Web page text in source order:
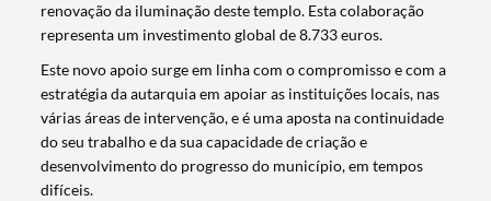
Termo de Pesquisa
Categorias gerais
renovação da iluminação deste templo. Esta colaboração
representa um investimento global de 8.733 euros.
Este novo apoio surge em linha com o compromisso e com a
estratégia da autarquia em apoiar as instituições locais, nas
várias áreas de intervenção, e é uma aposta na continuidade
do seu trabalho e da sua capacidade de criação e
desenvolvimento do progresso do município, em tempos
difíceis.